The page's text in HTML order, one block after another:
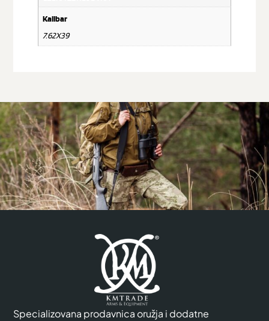
Kalibar
7.62X39
Specializovana prodavnica oružja i dodatne